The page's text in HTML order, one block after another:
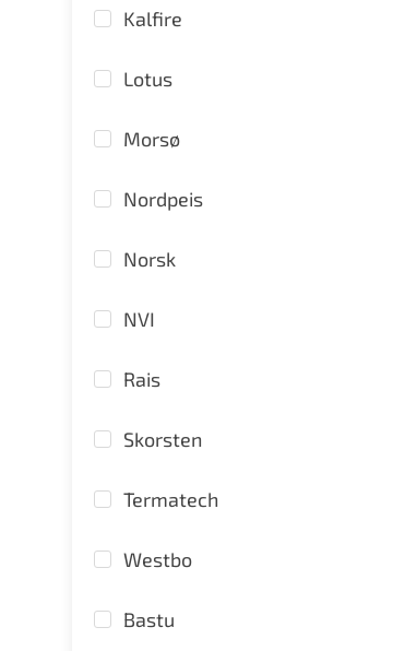
Kalfire
Lotus
Morsø
Nordpeis
Norsk
NVI
Rais
Skorsten
Termatech
Westbo
Bastu